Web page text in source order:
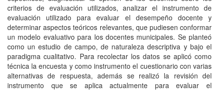
criterios de evaluación utilizados, analizar el instrumento de
evaluación utilizado para evaluar el desempeño docente y
determinar aspectos teóricos relevantes, que pudiesen conformar
un modelo evaluativo para los docentes municipales. Se planteó
como un estudio de campo, de naturaleza descriptiva y bajo el
paradigma cualitativo. Para recolectar los datos se aplicó como
técnica la encuesta y como instrumento el cuestionario con varias
alternativas de respuesta, además se realizó la revisión del
instrumento que se aplica actualmente para evaluar el